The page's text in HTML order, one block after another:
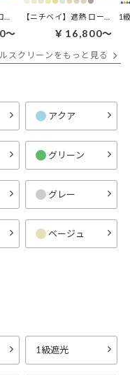
ィー遮光
ールスクリーン | ルノファブ遮光
～
【ニチベイ】遮熱 ロールス
￥16,800～
1
スクリーンをもっと見る
アクア
グリーン
グレー
ベージュ
1級遮光